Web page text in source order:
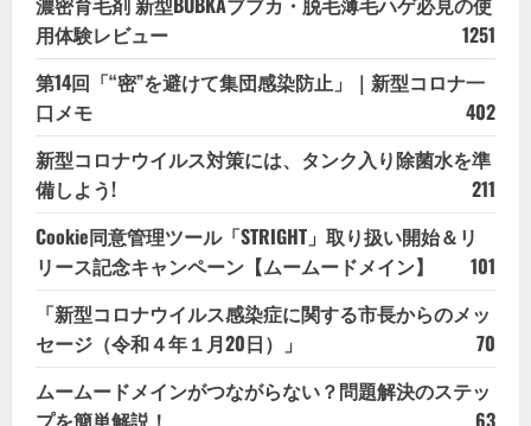
用体験レビュー
1251
第14回「“密”を避けて集団感染防止」｜新型コロナ一
口メモ
402
新型コロナウイルス対策には、タンク入り除菌水を準
備しよう!
211
Cookie同意管理ツール「STRIGHT」取り扱い開始＆リ
リース記念キャンペーン【ムームードメイン】
101
「新型コロナウイルス感染症に関する市長からのメッ
セージ（令和４年１月20日）」
70
ムームードメインがつながらない？問題解決のステッ
プを簡単解説！
63